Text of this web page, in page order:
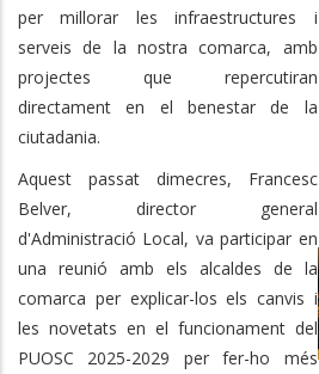
per millorar les infraestructures i
serveis de la nostra comarca, amb
projectes que repercutiran
directament en el benestar de la
ciutadania.
Aquest passat dimecres, Francesc
Belver, director general
d'Administració Local, va participar en
una reunió amb els alcaldes de la
comarca per explicar-los els canvis i
les novetats en el funcionament del
PUOSC 2025-2029 per fer-ho més